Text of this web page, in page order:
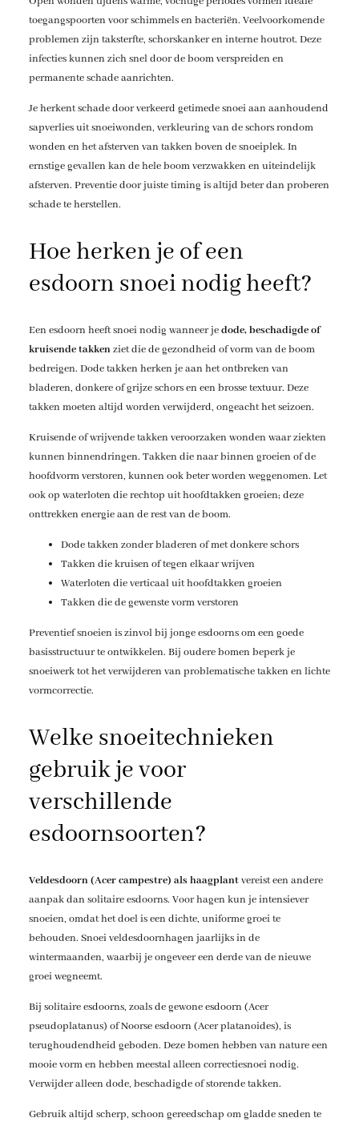
toegangspoorten voor schimmels en bacteriën. Veelvoorkomende
problemen zijn taksterfte, schorskanker en interne houtrot. Deze
infecties kunnen zich snel door de boom verspreiden en
permanente schade aanrichten.
Je herkent schade door verkeerd getimede snoei aan aanhoudend
sapverlies uit snoeiwonden, verkleuring van de schors rondom
wonden en het afsterven van takken boven de snoeiplek. In
ernstige gevallen kan de hele boom verzwakken en uiteindelijk
afsterven. Preventie door juiste timing is altijd beter dan proberen
schade te herstellen.
Hoe herken je of een
esdoorn snoei nodig heeft?
Een esdoorn heeft snoei nodig wanneer jedode, beschadigde of
kruisende takkenziet die de gezondheid of vorm van de boom
bedreigen. Dode takken herken je aan het ontbreken van
bladeren, donkere of grijze schors en een brosse textuur. Deze
takken moeten altijd worden verwijderd, ongeacht het seizoen.
Kruisende of wrijvende takken veroorzaken wonden waar ziekten
kunnen binnendringen. Takken die naar binnen groeien of de
hoofdvorm verstoren, kunnen ook beter worden weggenomen. Let
ook op waterloten die rechtop uit hoofdtakken groeien; deze
onttrekken energie aan de rest van de boom.
Dode takken zonder bladeren of met donkere schors
Takken die kruisen of tegen elkaar wrijven
Waterloten die verticaal uit hoofdtakken groeien
Takken die de gewenste vorm verstoren
Preventief snoeien is zinvol bij jonge esdoorns om een goede
basisstructuur te ontwikkelen. Bij oudere bomen beperk je
snoeiwerk tot het verwijderen van problematische takken en lichte
vormcorrectie.
Welke snoeitechnieken
gebruik je voor
verschillende
esdoornsoorten?
Veldesdoorn (Acer campestre) als haagplantvereist een andere
aanpak dan solitaire esdoorns. Voor hagen kun je intensiever
snoeien, omdat het doel is een dichte, uniforme groei te
behouden. Snoei veldesdoornhagen jaarlijks in de
wintermaanden, waarbij je ongeveer een derde van de nieuwe
groei wegneemt.
Bij solitaire esdoorns, zoals de gewone esdoorn (Acer
pseudoplatanus) of Noorse esdoorn (Acer platanoides), is
terughoudendheid geboden. Deze bomen hebben van nature een
mooie vorm en hebben meestal alleen correctiesnoei nodig.
Verwijder alleen dode, beschadigde of storende takken.
Gebruik altijd scherp, schoon gereedschap om gladde sneden te